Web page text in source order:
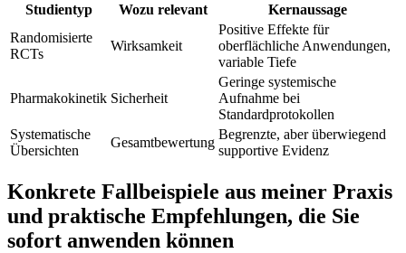
Studientyp Wozu relevant
Kernaussage
Randomisierte
⁢RCTs
Wirksamkeit
Positive ⁤Effekte für
oberflächliche Anwendungen,⁣
variable Tiefe
Pharmakokinetik Sicherheit
Geringe systemische
Aufnahme bei‍
Standardprotokollen
Systematische
Übersichten
Gesamtbewertung
Begrenzte, aber überwiegend
⁤supportive Evidenz
Konkrete Fallbeispiele aus meiner Praxis
und praktische Empfehlungen, die ⁤Sie
sofort anwenden können